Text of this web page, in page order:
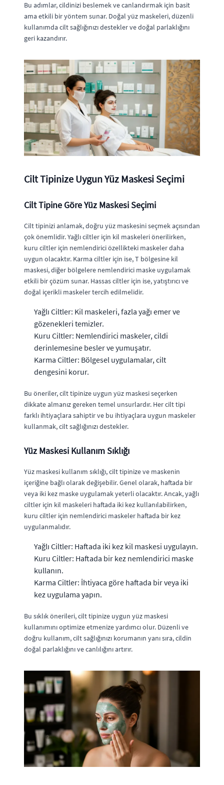
Bu adımlar, cildinizi beslemek ve canlandırmak için basit
ama etkili bir yöntem sunar. Doğal yüz maskeleri, düzenli
kullanımda cilt sağlığınızı destekler ve doğal parlaklığını
geri kazandırır.
Cilt Tipinize Uygun Yüz Maskesi Seçimi
Cilt Tipine Göre Yüz Maskesi Seçimi
Cilt tipinizi anlamak, doğru yüz maskesini seçmek açısından
çok önemlidir. Yağlı ciltler için kil maskeleri önerilirken,
kuru ciltler için nemlendirici özellikteki maskeler daha
uygun olacaktır. Karma ciltler için ise, T bölgesine kil
maskesi, diğer bölgelere nemlendirici maske uygulamak
etkili bir çözüm sunar. Hassas ciltler için ise, yatıştırıcı ve
doğal içerikli maskeler tercih edilmelidir.
Yağlı Ciltler: Kil maskeleri, fazla yağı emer ve
gözenekleri temizler.
Kuru Ciltler: Nemlendirici maskeler, cildi
derinlemesine besler ve yumuşatır.
Karma Ciltler: Bölgesel uygulamalar, cilt
dengesini korur.
Bu öneriler, cilt tipinize uygun yüz maskesi seçerken
dikkate almanız gereken temel unsurlardır. Her cilt tipi
farklı ihtiyaçlara sahiptir ve bu ihtiyaçlara uygun maskeler
kullanmak, cilt sağlığınızı destekler.
Yüz Maskesi Kullanım Sıklığı
Yüz maskesi kullanım sıklığı, cilt tipinize ve maskenin
içeriğine bağlı olarak değişebilir. Genel olarak, haftada bir
veya iki kez maske uygulamak yeterli olacaktır. Ancak, yağlı
ciltler için kil maskeleri haftada iki kez kullanılabilirken,
kuru ciltler için nemlendirici maskeler haftada bir kez
uygulanmalıdır.
Yağlı Ciltler: Haftada iki kez kil maskesi uygulayın.
Kuru Ciltler: Haftada bir kez nemlendirici maske
kullanın.
Karma Ciltler: İhtiyaca göre haftada bir veya iki
kez uygulama yapın.
Bu sıklık önerileri, cilt tipinize uygun yüz maskesi
kullanımını optimize etmenize yardımcı olur. Düzenli ve
doğru kullanım, cilt sağlığınızı korumanın yanı sıra, cildin
doğal parlaklığını ve canlılığını artırır.